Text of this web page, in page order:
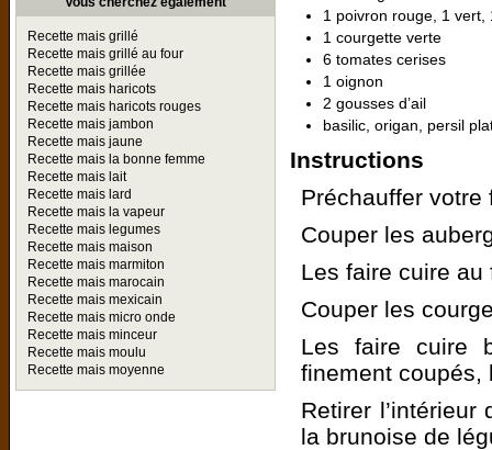
Recette mais grillé
Recette mais grillé au four
Recette mais grillée
Recette mais haricots
Recette mais haricots rouges
Recette mais jambon
Recette mais jaune
Recette mais la bonne femme
Recette mais lait
Recette mais lard
Recette mais la vapeur
Recette mais legumes
Recette mais maison
Recette mais marmiton
Recette mais marocain
Recette mais mexicain
Recette mais micro onde
Recette mais minceur
Recette mais moulu
Recette mais moyenne
1 poivron rouge, 1 vert,
1 courgette verte
6 tomates cerises
1 oignon
2 gousses d’ail
basilic, origan, persil
Instructions
Préchauffer votre
Couper les
Les faire cuire au
Couper les
Les faire cuire
finement coupés,
Retirer
la brunoise de